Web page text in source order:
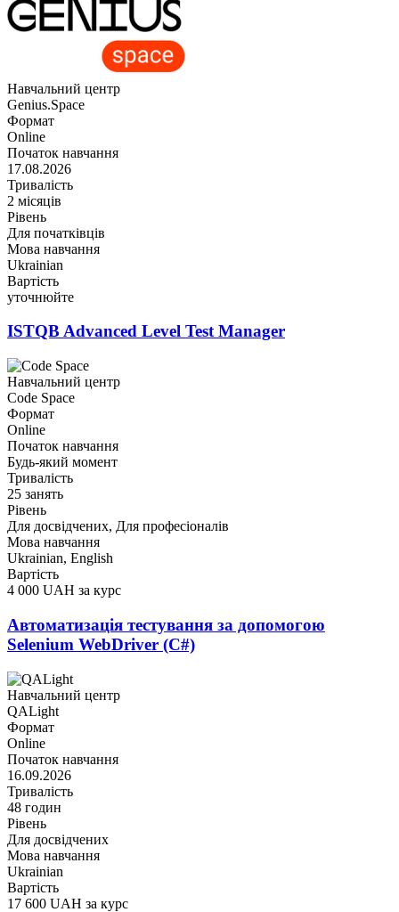
Навчальний центр
Genius.Space
Формат
Online
Початок навчання
17.08.2026
Тривалість
2 місяців
Рівень
Для початківців
Мова навчання
Ukrainian
Вартість
уточнюйте
ISTQB Advanced Level Test Manager
Навчальний центр
Code Space
Формат
Online
Початок навчання
Будь-який момент
Тривалість
25 занять
Рівень
Для досвідчених, Для професіоналів
Мова навчання
Ukrainian, English
Вартість
4 000 UAH за курс
Автоматизація тестування за допомогою
Selenium WebDriver (C#)
Навчальний центр
QALight
Формат
Online
Початок навчання
16.09.2026
Тривалість
48 годин
Рівень
Для досвідчених
Мова навчання
Ukrainian
Вартість
17 600 UAH за курс